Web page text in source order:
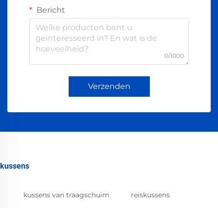
Bericht
0/1000
Verzenden
kussens
kussens van traagschuim reiskussens